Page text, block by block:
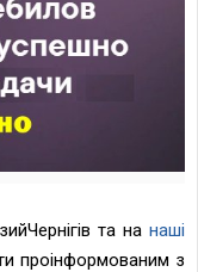
та на наші
проінформованим з